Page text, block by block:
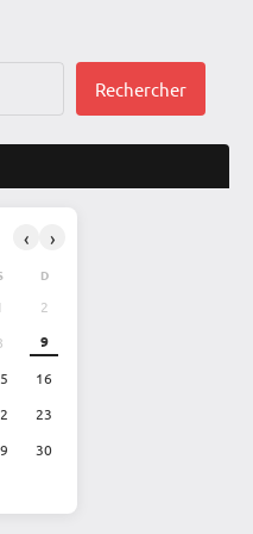
Rechercher
‹ ›
D
2
9
16
23
30